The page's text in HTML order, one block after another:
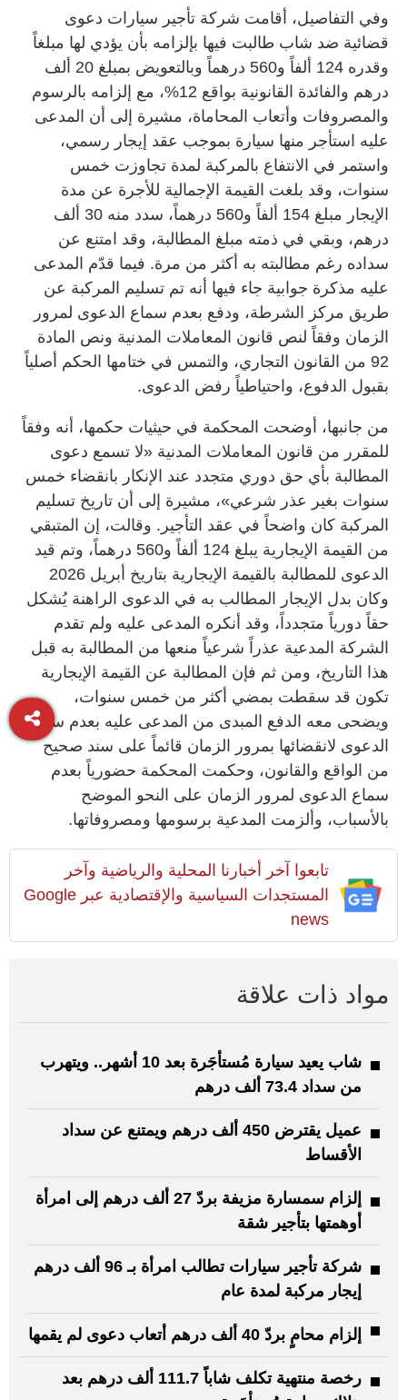
وفي التفاصيل، أقامت شركة تأجير سيارات دعوى
قضائية ضد شاب طالبت فيها بإلزامه بأن يؤدي لها مبلغاً
وقدره 124 ألفاً و560 درهماً وبالتعويض بمبلغ 20 ألف
درهم والفائدة القانونية بواقع 12%، مع إلزامه بالرسوم
والمصروفات وأتعاب المحاماة، مشيرة إلى أن المدعى
عليه استأجر منها سيارة بموجب عقد إيجار رسمي،
واستمر في الانتفاع بالمركبة لمدة تجاوزت خمس
سنوات، وقد بلغت القيمة الإجمالية للأجرة عن مدة
الإيجار مبلغ 154 ألفاً و560 درهماً، سدد منه 30 ألف
درهم، وبقي في ذمته مبلغ المطالبة، وقد امتنع عن
سداده رغم مطالبته به أكثر من مرة. فيما قدّم المدعى
عليه مذكرة جوابية جاء فيها أنه تم تسليم المركبة عن
طريق مركز الشرطة، ودفع بعدم سماع الدعوى لمرور
الزمان وفقاً لنص قانون المعاملات المدنية ونص المادة
92 من القانون التجاري، والتمس في ختامها الحكم أصلياً
بقبول الدفوع، واحتياطياً رفض الدعوى.
من جانبها، أوضحت المحكمة في حيثيات حكمها، أنه وفقاً
للمقرر من قانون المعاملات المدنية «لا تسمع دعوى
المطالبة بأي حق دوري متجدد عند الإنكار بانقضاء خمس
سنوات بغير عذر شرعي»، مشيرة إلى أن تاريخ تسليم
المركبة كان واضحاً في عقد التأجير. وقالت، إن المتبقي
من القيمة الإيجارية يبلغ 124 ألفاً و560 درهماً، وتم قيد
الدعوى للمطالبة بالقيمة الإيجارية بتاريخ أبريل 2026
وكان بدل الإيجار المطالب به في الدعوى الراهنة يُشكل
حقاً دورياً متجدداً، وقد أنكره المدعى عليه ولم تقدم
الشركة المدعية عذراً شرعياً منعها من المطالبة به قبل
هذا التاريخ، ومن ثم فإن المطالبة عن القيمة الإيجارية
تكون قد سقطت بمضي أكثر من خمس سنوات،
ويضحى معه الدفع المبدى من المدعى عليه بعدم سماع
الدعوى لانقضائها بمرور الزمان قائماً على سند صحيح
من الواقع والقانون، وحكمت المحكمة حضورياً بعدم
سماع الدعوى لمرور الزمان على النحو الموضح
بالأسباب، وألزمت المدعية برسومها ومصروفاتها.
تابعوا آخر أخبارنا المحلية والرياضية وآخر
المستجدات السياسية والإقتصادية عبر Google
news
مواد ذات علاقة
شاب يعيد سيارة مُستأجَرة بعد 10 أشهر.. ويتهرب
من سداد 73.4 ألف درهم
عميل يقترض 450 ألف درهم ويمتنع عن سداد
الأقساط
إلزام سمسارة مزيفة بردّ 27 ألف درهم إلى امرأة
أوهمتها بتأجير شقة
شركة تأجير سيارات تطالب امرأة بـ 96 ألف درهم
إيجار مركبة لمدة عام
إلزام محامٍ بردّ 40 ألف درهم أتعاب دعوى لم يقمها
رخصة منتهية تكلف شاباً 111.7 ألف درهم بعد